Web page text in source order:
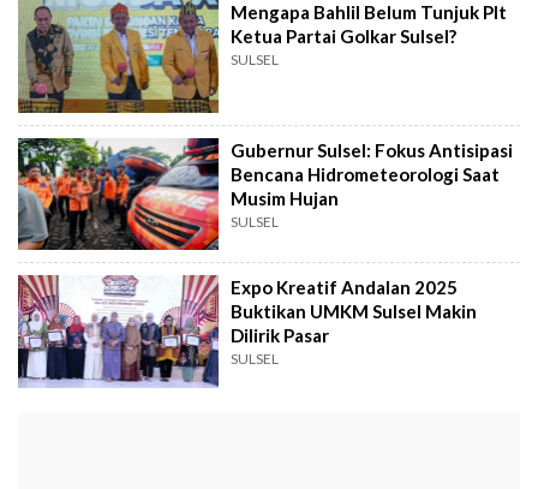
Mengapa Bahlil Belum Tunjuk Plt
Ketua Partai Golkar Sulsel?
SULSEL
Gubernur Sulsel: Fokus Antisipasi
Bencana Hidrometeorologi Saat
Musim Hujan
SULSEL
Expo Kreatif Andalan 2025
Buktikan UMKM Sulsel Makin
Dilirik Pasar
SULSEL